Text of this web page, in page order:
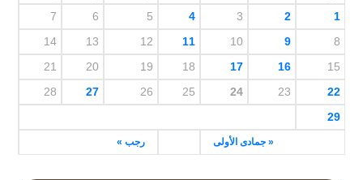
« جمادى الأولى رجب »
1
2
3
4
5
6
7
8
9
10
11
12
13
14
15
16
17
18
19
20
21
22
23
24
25
26
27
28
29